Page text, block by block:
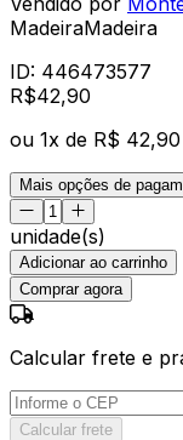
MadeiraMadeira
ID: 446473577
R$42,90
ou 1x de R$ 42,90
Mais opções de
unidade(s)
Adicionar ao carrinho
Comprar agora
Calcular frete e
Calcular frete